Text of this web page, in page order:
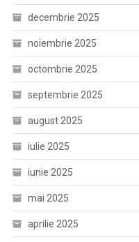
decembrie 2025
noiembrie 2025
octombrie 2025
septembrie 2025
august 2025
iulie 2025
iunie 2025
mai 2025
aprilie 2025